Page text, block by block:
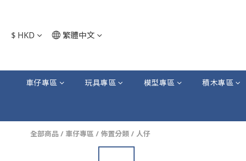
$ HKD 繁體中文
車仔專區 玩具專區 模型專區 積木專區
全部商品 / 車仔專區 / 佈置分類 / 人仔